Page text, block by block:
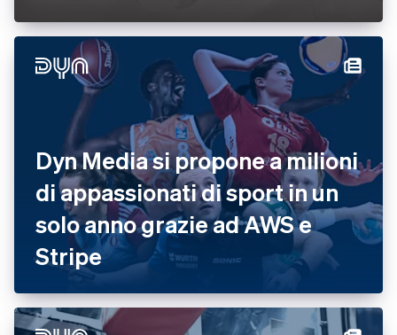
Dyn Media si propone a milioni
di appassionati di sport in un
solo anno grazie ad AWS e
Stripe